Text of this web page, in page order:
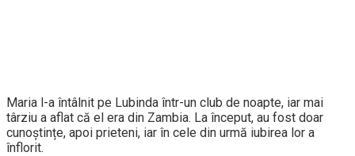
Maria l-a întâlnit pe Lubinda într-un club de noapte, iar mai
târziu a aflat că el era din Zambia. La început, au fost doar
cunoștințe, apoi prieteni, iar în cele din urmă iubirea lor a
înflorit.